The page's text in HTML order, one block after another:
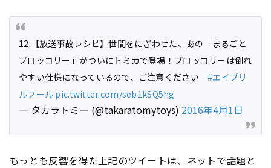
12:【放送事故レシピ】世間をにぎわせた、あの「まるごと
ブロッコリー」がついにトミカで登場！ブロッコリーは倒れ
やすい仕様になっているので、ご注意ください#エイプリ
ルフール pic.twitter.com/seb1kSQ5hg
— タカラトミー (@takaratomytoys) 2016年4月1日
もっとも反響を得た上記のツイートは、ネットで話題と